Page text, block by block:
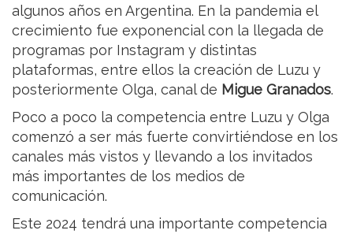
algunos años en Argentina. En la pandemia el
crecimiento fue exponencial con la llegada de
programas por Instagram y distintas
plataformas, entre ellos la creación de Luzu y
posteriormente Olga, canal de Migue Granados.
Poco a poco la competencia entre Luzu y Olga
comenzó a ser más fuerte convirtiéndose en los
canales más vistos y llevando a los invitados
más importantes de los medios de
comunicación.
Este 2024 tendrá una importante competencia